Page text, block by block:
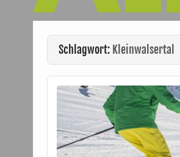
Schlagwort: Kleinwalsertal